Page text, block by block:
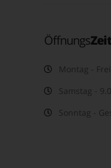
Öffnungs
Montag -
Samstag -
Sonntag -